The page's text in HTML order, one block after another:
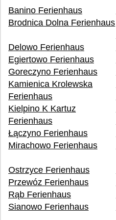
Banino Ferienhaus
Brodnica Dolna Ferienhaus
Delowo Ferienhaus
Egiertowo Ferienhaus
Goreczyno Ferienhaus
Kamienica Krolewska
Ferienhaus
Kielpino K Kartuz
Ferienhaus
Łączyno Ferienhaus
Mirachowo Ferienhaus
Ostrzyce Ferienhaus
Przewóz Ferienhaus
Rąb Ferienhaus
Sianowo Ferienhaus